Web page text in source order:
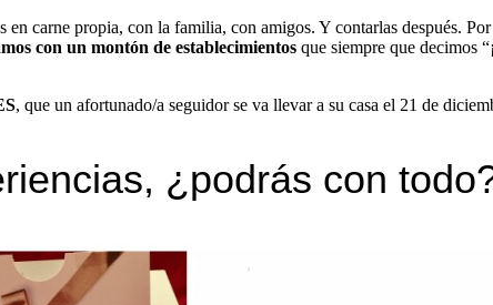
en carne propia, con la familia, con amigos. Y contarlas después. Por
con un montón de establecimientos que siempre que decimos
, que un afortunado/a seguidor se va llevar a su casa el 21 de
¿podrás con